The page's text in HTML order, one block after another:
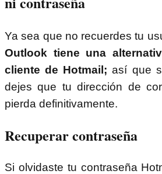
Ya sea que no recuerdes tu
Outlook tiene una
cliente de Hotmail; así que
dejes que tu dirección de
pierda definitivamente.
Recuperar contraseña
Si olvidaste tu contraseña